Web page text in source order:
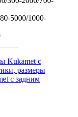
5000/1000-
с задним